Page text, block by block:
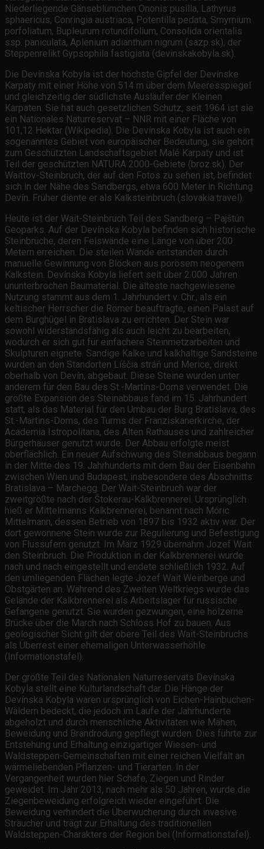
Niederliegende Gänseblümchen Ononis pusilla, Lathyrus
sphaericus, Conringia austriaca, Potentilla pedata, Smyrnium
porfoliatum, Bupleurum rotundifolium, Consolida orientalis
ssp. paniculata, Aplenium adianthum nigrum (sazp.sk), der
Steppenrelikt Gypsophila fastigiata (devinskakobyla.sk).
Die Devínska Kobyla ist der höchste Gipfel der Devínske
Karpaty mit einer Höhe von 514 m über dem Meeresspiegel
und gleichzeitig der südlichste Ausläufer der Kleinen
Karpaten. Sie hat auch gesetzlichen Schutz, seit 1964 ist sie
ein Nationales Naturreservat – NNR mit einer Fläche von
101,12 Hektar (Wikipedia). Die Devínska Kobyla ist auch ein
sogenanntes Gebiet von europäischer Bedeutung, sie gehört
zum Geschützten Landschaftsgebiet Malé Karpaty und ist
Teil der geschützten NATURA 2000-Gebiete (broz.sk). Der
Waittov-Steinbruch, der auf den Fotos zu sehen ist, befindet
sich in der Nähe des Sandbergs, etwa 600 Meter in Richtung
Devín. Früher diente er als Kalksteinbruch (slovakia.travel).
Heute ist der Wait-Steinbruch Teil des Sandberg – Pajštún
Geoparks. Auf der Devínska Kobyla befinden sich historische
Steinbrüche, deren Felswände eine Länge von über 200
Metern erreichen. Die steilen Wände entstanden durch
manuelle Gewinnung von Blöcken aus porösem neogenem
Kalkstein. Devínska Kobyla liefert seit über 2.000 Jahren
ununterbrochen Baumaterial. Die älteste nachgewiesene
Nutzung stammt aus dem 1. Jahrhundert v. Chr., als ein
keltischer Herrscher die Römer beauftragte, einen Palast auf
dem Burghügel in Bratislava zu errichten. Der Stein war
sowohl widerstandsfähig als auch leicht zu bearbeiten,
wodurch er sich gut für einfachere Steinmetzarbeiten und
Skulpturen eignete. Sandige Kalke und kalkhaltige Sandsteine
wurden an den Standorten Líščia stráň und Merice, direkt
oberhalb von Devín, abgebaut. Diese Steine wurden unter
anderem für den Bau des St.-Martins-Doms verwendet. Die
größte Expansion des Steinabbaus fand im 15. Jahrhundert
statt, als das Material für den Umbau der Burg Bratislava, des
St.-Martins-Doms, des Turms der Franziskanerkirche, der
Academia Istropolitana, des Alten Rathauses und zahlreicher
Bürgerhäuser genutzt wurde. Der Abbau erfolgte meist
oberflächlich. Ein neuer Aufschwung des Steinabbaus begann
in der Mitte des 19. Jahrhunderts mit dem Bau der Eisenbahn
zwischen Wien und Budapest, insbesondere des Abschnitts
Bratislava – Marchegg. Der Wait-Steinbruch war der
zweitgrößte nach der Štokerau-Kalkbrennerei. Ursprünglich
hieß er Mittelmanns Kalkbrennerei, benannt nach Móric
Mittelmann, dessen Betrieb von 1897 bis 1932 aktiv war. Der
dort gewonnene Stein wurde zur Regulierung und Befestigung
von Flussufern genutzt. Im März 1929 übernahm Jozef Wait
den Steinbruch. Die Produktion in der Kalkbrennerei wurde
nach und nach eingestellt und endete schließlich 1932. Auf
den umliegenden Flächen legte Jozef Wait Weinberge und
Obstgärten an. Während des Zweiten Weltkriegs wurde das
Gelände der Kalkbrennerei als Arbeitslager für russische
Gefangene genutzt. Sie wurden gezwungen, eine hölzerne
Brücke über die March nach Schloss Hof zu bauen. Aus
geologischer Sicht gilt der obere Teil des Wait-Steinbruchs
als Überrest einer ehemaligen Unterwasserhöhle
(Informationstafel).
Der größte Teil des Nationalen Naturreservats Devínska
Kobyla stellt eine Kulturlandschaft dar. Die Hänge der
Devínska Kobyla waren ursprünglich von Eichen-Hainbuchen-
Wäldern bedeckt, die jedoch im Laufe der Jahrhunderte
abgeholzt und durch menschliche Aktivitäten wie Mähen,
Beweidung und Brandrodung gepflegt wurden. Dies führte zur
Entstehung und Erhaltung einzigartiger Wiesen- und
Waldsteppen-Gemeinschaften mit einer reichen Vielfalt an
wärmeliebenden Pflanzen- und Tierarten. In der
Vergangenheit wurden hier Schafe, Ziegen und Rinder
geweidet. Im Jahr 2013, nach mehr als 50 Jahren, wurde die
Ziegenbeweidung erfolgreich wieder eingeführt. Die
Beweidung verhindert die Überwucherung durch invasive
Sträucher und trägt zur Erhaltung des traditionellen
Waldsteppen-Charakters der Region bei (Informationstafel).